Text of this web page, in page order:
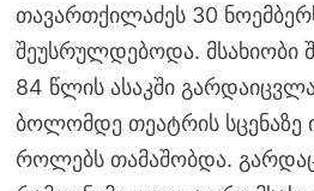
თავართქილაძეს 30
შეუსრულდებოდა. მსახიობი
84 წლის ასაკში
ბოლომდე თეატრის სცენაზე
როლებს თამაშობდა.